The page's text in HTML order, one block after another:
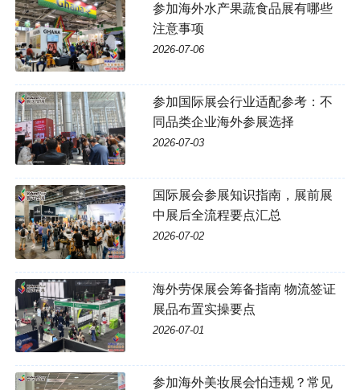
参加海外水产果蔬食品展有哪些
注意事项
2026-07-06
参加国际展会行业适配参考：不
同品类企业海外参展选择
2026-07-03
国际展会参展知识指南，展前展
中展后全流程要点汇总
2026-07-02
海外劳保展会筹备指南 物流签证
展品布置实操要点
2026-07-01
参加海外美妆展会怕违规？常见